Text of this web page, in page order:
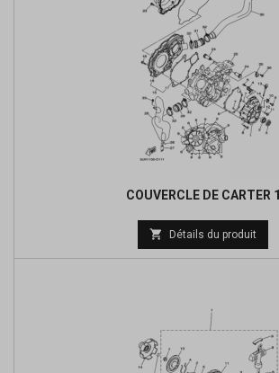
COUVERCLE DE CARTER 1
Prix
de
 Détails du produit